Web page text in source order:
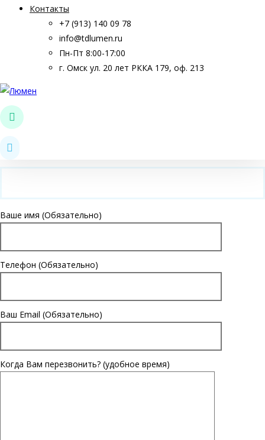
Контакты
+7 (913) 140 09 78
info@tdlumen.ru
Пн-Пт 8:00-17:00
г. Омск ул. 20 лет РККА 179, оф. 213
Ваше имя (Обязательно)
Телефон (Обязательно)
Ваш Email (Обязательно)
Когда Вам перезвонить? (удобное время)